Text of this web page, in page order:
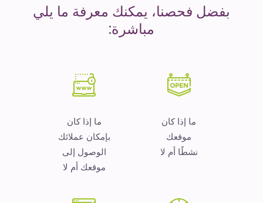
بفضل فحصنا، يمكنك معرفة ما يلي
مباشرة:
ما إذا كان
موقعك
نشطًا أم لا
ما إذا كان
بإمكان عملائك
الوصول إلى
موقعك أم لا